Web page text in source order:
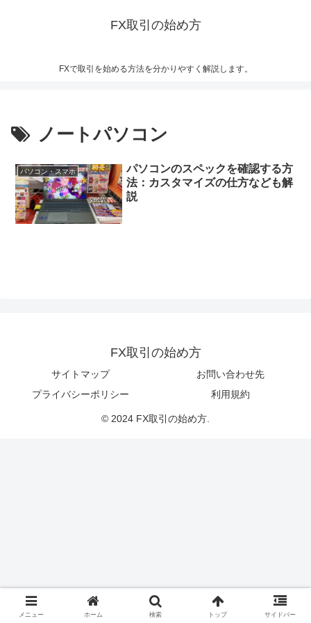
FX取引の始め方
FXで取引を始める方法を分かりやすく解説します。
ノートパソコン
パソコン・スマホ
パソコンのスペックを確認する方
法：カスタマイズの仕方なども解
説
FX取引の始め方
サイトマップ
お問い合わせ先
プライバシーポリシー
利用規約
© 2024 FX取引の始め方.
メニュー ホーム 検索 トップ サイドバー